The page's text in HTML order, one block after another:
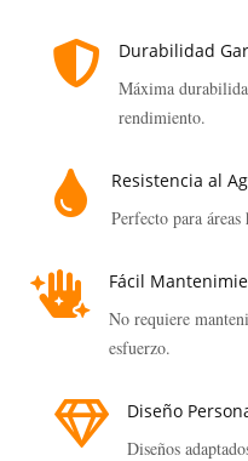

Durabilidad
Máxima
rendimiento.

Resistencia al
Perfecto para áreas

Fácil
No requiere
esfuerzo.

Diseño
Diseños